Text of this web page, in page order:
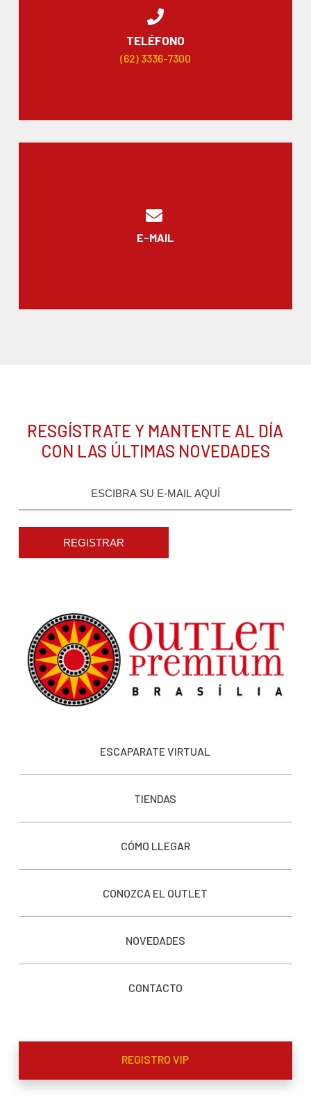
TELÉFONO
(62) 3336-7300
E-MAIL
RESGÍSTRATE Y MANTENTE AL DÍA
CON LAS ÚLTIMAS NOVEDADES
REGISTRAR
ESCAPARATE VIRTUAL
TIENDAS
CÓMO LLEGAR
CONOZCA EL OUTLET
NOVEDADES
CONTACTO
REGISTRO VIP